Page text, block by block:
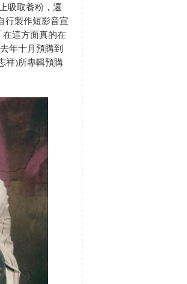
吸取養粉，還
行製作短影音宣
這方面真的在
年十月預購到
祥)所專輯預購